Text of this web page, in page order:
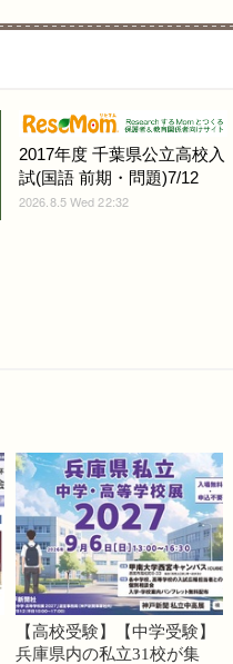
2017年度 千葉県公立高校入
試(国語 前期・問題)7/12
2026.8.5 Wed 22:32
【高校受験】【中学受験】
兵庫県内の私立31校が集